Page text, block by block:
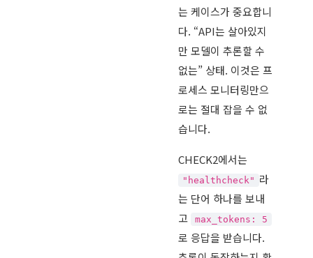
는 케이스가 중요합니
다. “API는 살아있지
만 모델이 추론할 수
없는” 상태. 이것은 프
로세스 모니터링만으
로는 절대 잡을 수 없
습니다.
CHECK2에서는
"healthcheck" 라
는 단어 하나를 보내
고
max_tokens: 5
로 응답을 받습니다.